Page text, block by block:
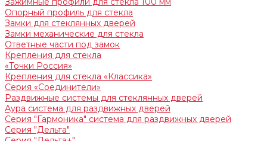
Опорный профиль для стекла
Замки для стеклянных дверей
Замки механические для стекла
Ответные части под замок
Крепления для стекла
«Точки Россия»
Крепления для стекла «Классика»
Серия «Соединители»
Раздвижные системы для стеклянных дверей
Аура система для раздвижных дверей
Серия "Гармоника" система для раздвижных дверей
Серия "Дельта"